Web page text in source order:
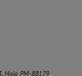
Hoja PM-88179